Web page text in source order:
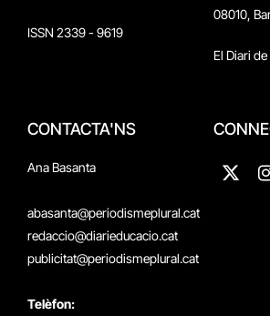
ISSN 2339 - 9619
08010,
El Diari
CONTACTA'NS
Ana Basanta
abasanta@periodismeplural.cat
redaccio@diarieducacio.cat
publicitat@periodismeplural.cat
Telèfon:
X